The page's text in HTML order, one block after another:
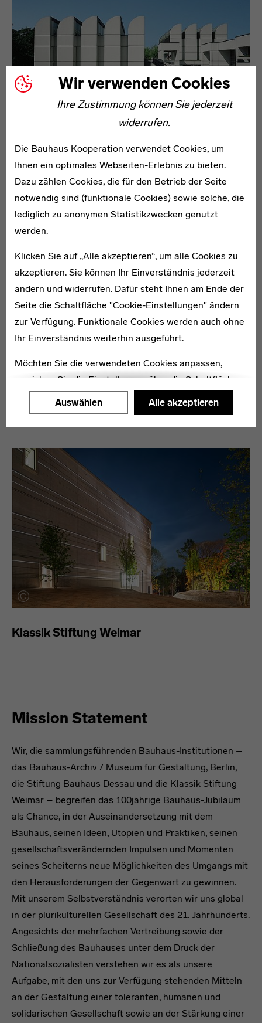
Wir verwenden Cookies
Ihre Zustimmung können Sie jederzeit
widerrufen.
Die Bauhaus Kooperation verwendet Cookies, um
Ihnen ein optimales Webseiten-Erlebnis zu bieten.
Dazu zählen Cookies, die für den Betrieb der Seite
notwendig sind (funktionale Cookies) sowie solche, die
lediglich zu anonymen Statistikzwecken genutzt
werden.
Klicken Sie auf „Alle akzeptieren“, um alle Cookies zu
akzeptieren. Sie können Ihr Einverständnis jederzeit
ändern und widerrufen. Dafür steht Ihnen am Ende der
Seite die Schaltfläche "Cookie-Einstellungen" ändern
zur Verfügung. Funktionale Cookies werden auch ohne
Ihr Einverständnis weiterhin ausgeführt.
Möchten Sie die verwendeten Cookies anpassen,
erreichen Sie die Einstellungen über die Schaltfläche
"Auswählen".
Auswählen Alle akzeptieren
Bauhaus-Archiv / Museum für Gestaltung
Stiftung Bauhaus Dessau
Klassik Stiftung Weimar
Mission Statement
Wir, die sammlungsführenden Bauhaus-Institutionen –
das Bauhaus-Archiv / Museum für Gestaltung, Berlin,
die Stiftung Bauhaus Dessau und die Klassik Stiftung
Weimar – begreifen das 100jährige Bauhaus-Jubiläum
als Chance, in der Auseinandersetzung mit dem
Bauhaus, seinen Ideen, Utopien und Praktiken, seinen
gesellschaftsverändernden Impulsen und Momenten
seines Scheiterns neue Möglichkeiten des Umgangs mit
den Herausforderungen der Gegenwart zu gewinnen.
Mit unserem Selbstverständnis verorten wir uns global
in der plurikulturellen Gesellschaft des 21. Jahrhunderts.
Angesichts der mehrfachen Vertreibung sowie der
Schließung des Bauhauses unter dem Druck der
Nationalsozialisten verstehen wir es als unsere
Aufgabe, mit den uns zur Verfügung stehenden Mitteln
an der Gestaltung einer toleranten, humanen und
solidarischen Gesellschaft sowie an der Stärkung einer